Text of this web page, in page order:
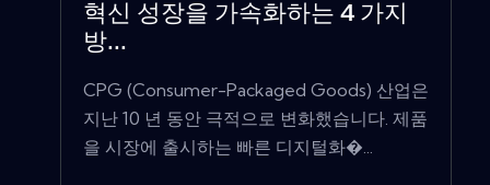
혁신 성장을 가속화하는 4 가지
방...
CPG (Consumer-Packaged Goods) 산업은
지난 10 년 동안 극적으로 변화했습니다. 제품
을 시장에 출시하는 빠른 디지털화�...